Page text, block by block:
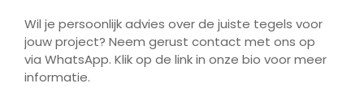
Wil je persoonlijk advies over de juiste tegels voor
jouw project? Neem gerust contact met ons op
via WhatsApp. Klik op de link in onze bio voor meer
informatie.